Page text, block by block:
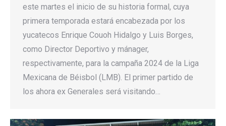
este martes el inicio de su historia formal, cuya
primera temporada estará encabezada por los
yucatecos Enrique Couoh Hidalgo y Luis Borges,
como Director Deportivo y mánager,
respectivamente, para la campaña 2024 de la Liga
Mexicana de Béisbol (LMB). El primer partido de
los ahora ex Generales será visitando…